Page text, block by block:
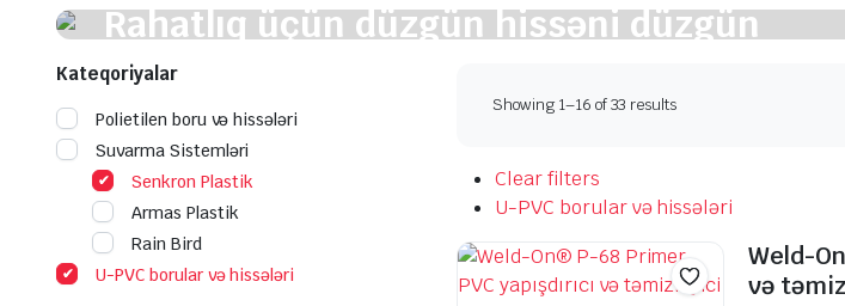
Rahatlıq üçün düzgün hissəni düzgün
qiymətə alın
Showing 1–16 of 33 resultsSorted
Clear filters
U-PVC borular və hissələri
Weld-
və
Kateqoriyalar
Polietilen boru və hissələri
Suvarma Sistemləri
Senkron Plastik
Armas Plastik
Rain Bird
U-PVC borular və hissələri